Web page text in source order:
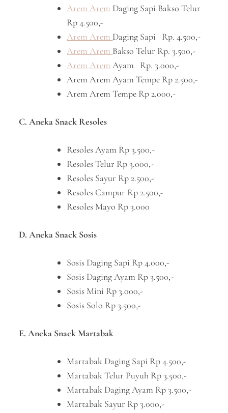
Arem Arem Daging Sapi Bakso Telur
Rp 4.500,-
Arem Arem Daging Sapi Rp. 4.500,-
Arem Arem Bakso Telur Rp. 3.500,-
Arem Arem Ayam Rp. 3.000,-
Arem Arem Ayam Tempe Rp 2.500,-
Arem Arem Tempe Rp 2.000,-
C. Aneka Snack Resoles
Resoles Ayam Rp 3.500,-
Resoles Telur Rp 3.000,-
Resoles Sayur Rp 2.500,-
Resoles Campur Rp 2.500,-
Resoles Mayo Rp 3.000
D. Aneka Snack Sosis
Sosis Daging Sapi Rp 4.000,-
Sosis Daging Ayam Rp 3.500,-
Sosis Mini Rp 3.000,-
Sosis Solo Rp 3.500,-
E. Aneka Snack Martabak
Martabak Daging Sapi Rp 4.500,-
Martabak Telur Puyuh Rp 3.500,-
Martabak Daging Ayam Rp 3.500,-
Martabak Sayur Rp 3.000,-